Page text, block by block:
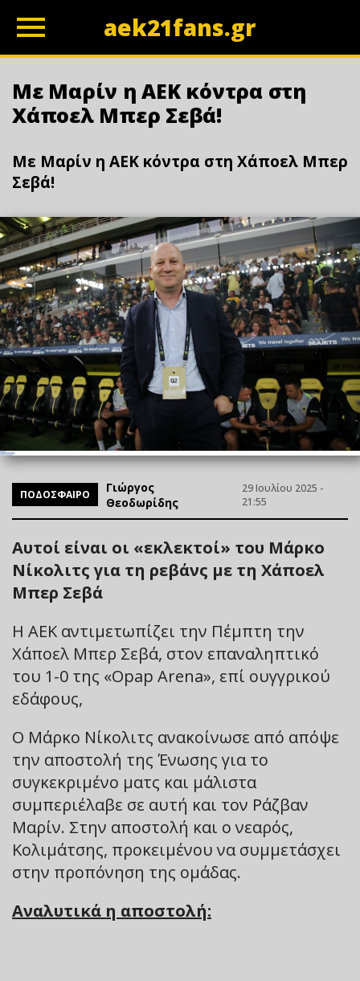
aek21fans.gr
Με Μαρίν η ΑΕΚ κόντρα στη
Χάποελ Μπερ Σεβά!
Με Μαρίν η ΑΕΚ κόντρα στη Χάποελ Μπερ
Σεβά!
ΠΟΔΟΣΦΑΙΡΟ
Γιώργος
Θεοδωρίδης
29 Ιουλίου 2025 -
21:55
Αυτοί είναι οι «εκλεκτοί» του Μάρκο
Νίκολιτς για τη ρεβάνς με τη Χάποελ
Μπερ Σεβά
Η ΑΕΚ αντιμετωπίζει την Πέμπτη την
Χάποελ Μπερ Σεβά, στον επαναληπτικό
του 1-0 της «Opap Arena», επί ουγγρικού
εδάφους,
Ο Μάρκο Νίκολιτς ανακοίνωσε από απόψε
την αποστολή της Ένωσης για το
συγκεκριμένο ματς και μάλιστα
συμπεριέλαβε σε αυτή και τον Ράζβαν
Μαρίν. Στην αποστολή και ο νεαρός,
Κολιμάτσης, προκειμένου να συμμετάσχει
στην προπόνηση της ομάδας.
Αναλυτικά η αποστολή: